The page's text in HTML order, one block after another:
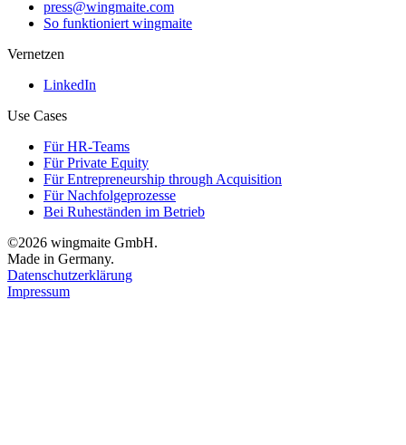
press@wingmaite.com
So funktioniert wingmaite
Vernetzen
LinkedIn
Use Cases
Für HR-Teams
Für Private Equity
Für Entrepreneurship through Acquisition
Für Nachfolgeprozesse
Bei Ruheständen im Betrieb
©2026 wingmaite GmbH.
Made in Germany.
Datenschutzerklärung
Impressum